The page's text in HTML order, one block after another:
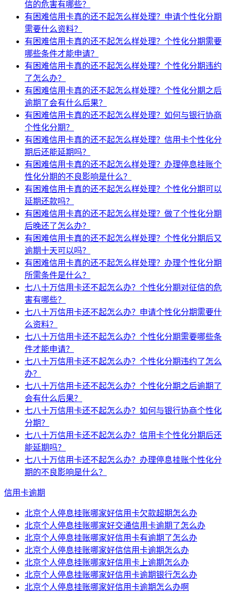
信的危害有哪些？
有困难信用卡真的还不起怎么样处理？申请个性化分期
需要什么资料？
有困难信用卡真的还不起怎么样处理？个性化分期需要
哪些条件才能申请？
有困难信用卡真的还不起怎么样处理？个性化分期违约
了怎么办？
有困难信用卡真的还不起怎么样处理？个性化分期之后
逾期了会有什么后果？
有困难信用卡真的还不起怎么样处理？如何与银行协商
个性化分期？
有困难信用卡真的还不起怎么样处理？信用卡个性化分
期后还能延期吗？
有困难信用卡真的还不起怎么样处理？办理停息挂账个
性化分期的不良影响是什么？
有困难信用卡真的还不起怎么样处理？个性化分期可以
延期还款吗？
有困难信用卡真的还不起怎么样处理？做了个性化分期
后晚还了怎么办？
有困难信用卡真的还不起怎么样处理？个性化分期后又
逾期十天可以吗？
有困难信用卡真的还不起怎么样处理？办理个性化分期
所需条件是什么？
七八十万信用卡还不起怎么办？个性化分期对征信的危
害有哪些？
七八十万信用卡还不起怎么办？申请个性化分期需要什
么资料？
七八十万信用卡还不起怎么办？个性化分期需要哪些条
件才能申请？
七八十万信用卡还不起怎么办？个性化分期违约了怎么
办？
七八十万信用卡还不起怎么办？个性化分期之后逾期了
会有什么后果？
七八十万信用卡还不起怎么办？如何与银行协商个性化
分期？
七八十万信用卡还不起怎么办？信用卡个性化分期后还
能延期吗？
七八十万信用卡还不起怎么办？办理停息挂账个性化分
期的不良影响是什么？
信用卡逾期
北京个人停息挂账哪家好信用卡欠款超期怎么办
北京个人停息挂账哪家好交通信用卡逾期了怎么办
北京个人停息挂账哪家好信用卡有逾期了怎么办
北京个人停息挂账哪家好信信用卡逾期怎么办
北京个人停息挂账哪家好信用卡上逾期怎么办
北京个人停息挂账哪家好信用卡逾期银行怎么办
北京个人停息挂账哪家好信用卡逾期怎么办啊